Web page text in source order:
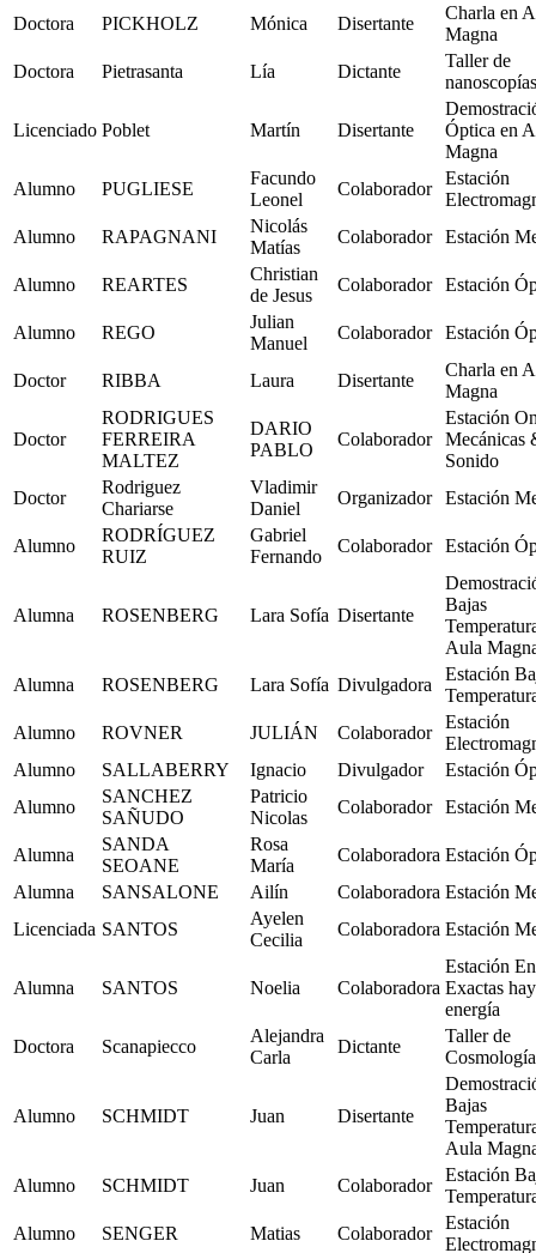
Doctora
PICKHOLZ Mónica Disertante
Charla en
Magna
Doctora
Pietrasanta Lía Dictante
Taller de
nanoscopías
Licenciado Poblet Martín Disertante
Óptica en
Magna
Alumno
PUGLIESE
Facundo
Leonel
Colaborador
Estación
Alumno
RAPAGNANI
Nicolás
Matías
Colaborador Estación
Alumno REARTES
Christian
de Jesus
Colaborador Estación
Alumno REGO
Julian
Manuel
Colaborador Estación
Doctor RIBBA Laura Disertante
Charla en
Magna
Doctor
RODRIGUES
FERREIRA
MALTEZ
DARIO
PABLO
Colaborador
Estación
Mecánicas
Sonido
Doctor
Rodriguez
Chariarse
Vladimir
Daniel
Organizador Estación
Alumno
RODRÍGUEZ
RUIZ
Gabriel
Fernando
Colaborador Estación
Alumna ROSENBERG Lara Sofía Disertante
Bajas
Aula
Alumna
ROSENBERG Lara Sofía Divulgadora
Estación
Alumno
ROVNER JULIÁN Colaborador
Estación
Alumno
SALLABERRY Ignacio Divulgador
Estación
Alumno
SANCHEZ
SAÑUDO
Patricio
Nicolas
Colaborador Estación
Alumna
SANDA
SEOANE
Rosa
María
Colaboradora Estación
Alumna
SANSALONE Ailín Colaboradora Estación
Licenciada SANTOS
Ayelen
Cecilia
Colaboradora Estación
Alumna SANTOS Noelia Colaboradora
Estación En
Exactas hay
energía
Doctora
Scanapiecco
Alejandra
Carla
Dictante
Taller de
Cosmología
Alumno SCHMIDT Juan Disertante
Bajas
Aula
Alumno
SCHMIDT Juan Colaborador
Estación
Alumno
SENGER Matias Colaborador
Estación